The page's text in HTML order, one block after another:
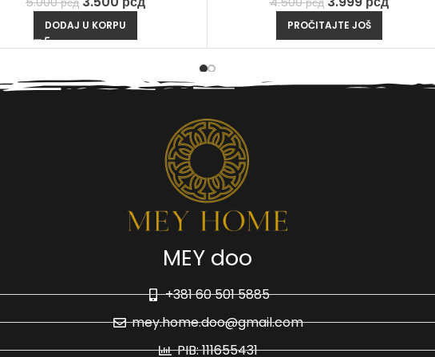
DODAJ U KORPU PROČITAJTE JOŠ
MEY doo
+381 60 501 5885
mey.home.doo@gmail.com
PIB: 111655431